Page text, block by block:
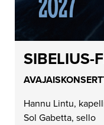
SIBELIUS-
Hannu Lintu,
Sol Gabetta, sello